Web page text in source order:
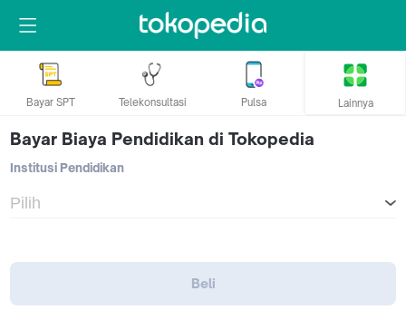
Bayar SPT Telekonsultasi Pulsa Lainnya
Bayar Biaya Pendidikan di Tokopedia
Institusi Pendidikan
Beli